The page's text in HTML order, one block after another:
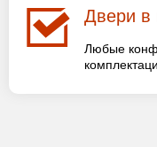
Двери в
Любые